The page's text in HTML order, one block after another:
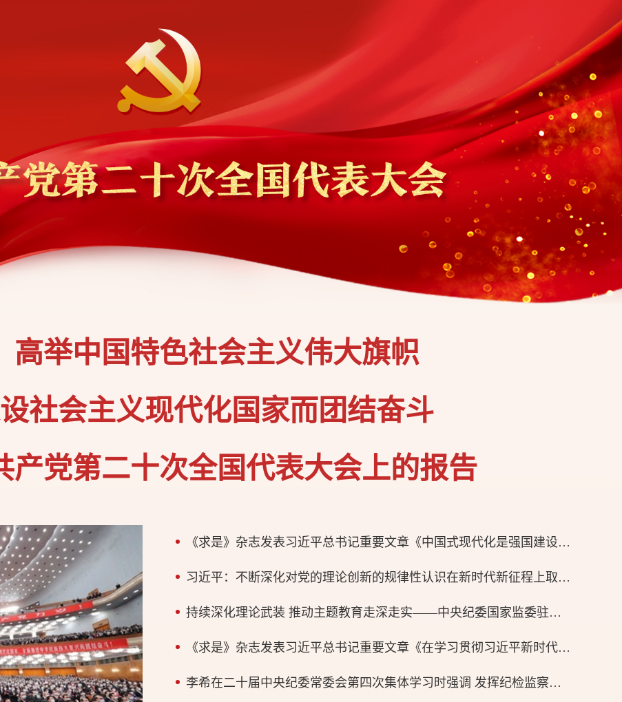
高举中国特色社会主义伟大旗帜
社会主义现代化国家而团结奋斗
党第二十次全国代表大会上的报告
《求是》杂志发表习近平总书记重要文章《中国式现代化是强国建设、民族复兴的康庄大道》
习近平：不断深化对党的理论创新的规律性认识在新时代新征程上取得更为丰硕的理论创新成果
持续深化理论武装 推动主题教育走深走实——中央纪委国家监委驻委领导读书班综述
《求是》杂志发表习近平总书记重要文章《在学习贯彻习近平新时代中国特色社会主义思想主题教育工作会议上的讲话》
李希在二十届中央纪委常委会第四次集体学习时强调 发挥纪检监察机关职能作用 为深化党和国家机构改革提供有力保障